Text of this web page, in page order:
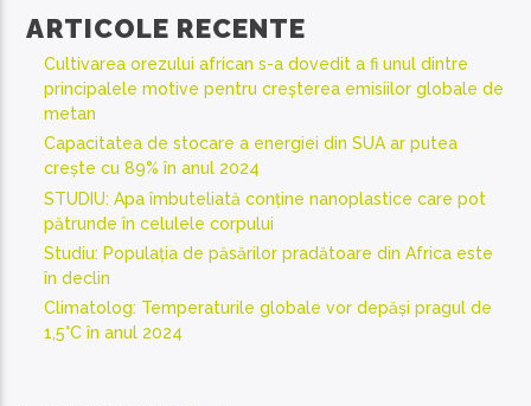
ARTICOLE RECENTE
Cultivarea orezului african s-a dovedit a fi unul dintre
principalele motive pentru creșterea emisiilor globale de
metan
Capacitatea de stocare a energiei din SUA ar putea
crește cu 89% în anul 2024
STUDIU: Apa îmbuteliată conține nanoplastice care pot
pătrunde în celulele corpului
Studiu: Populația de păsărilor pradătoare din Africa este
în declin
Climatolog: Temperaturile globale vor depăși pragul de
1,5°C în anul 2024